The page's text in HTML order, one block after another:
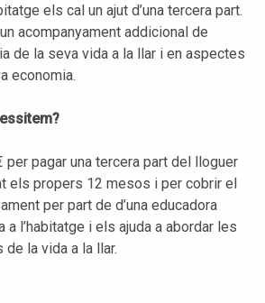
els cal un ajut d’una tercera part.
acompanyament addicional de
de la seva vida a la llar i en aspectes
economia.
pagar una tercera part del lloguer
els propers 12 mesos i per cobrir el
per part de d’una educadora
l’habitatge i els ajuda a abordar les
la vida a la llar.